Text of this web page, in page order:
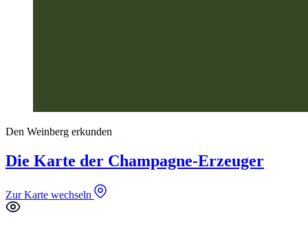
Den Weinberg erkunden
Die Karte der Champagne-Erzeuger
Zur Karte wechseln